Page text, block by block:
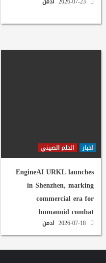
اخبار الحلم الصيني
EngineAI URKL launches
in Shenzhen, marking
commercial era for
humanoid combat
ادمن